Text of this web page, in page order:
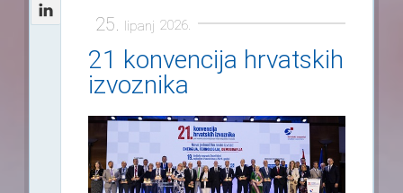
25. lipanj 2026.
21 konvencija hrvatskih
izvoznika